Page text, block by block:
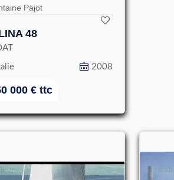
Pajot
48
2008
000 € ttc